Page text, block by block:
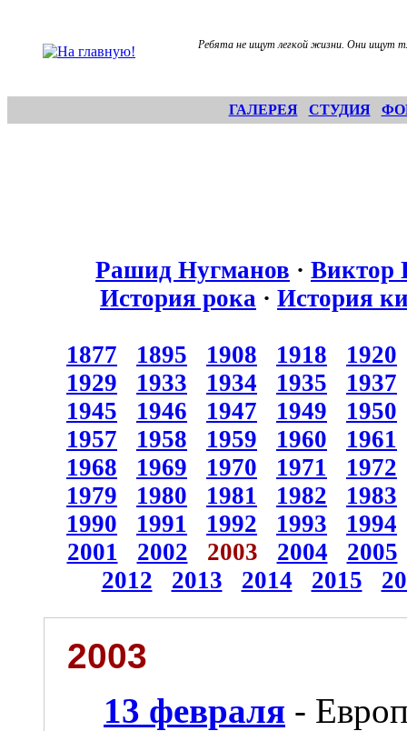
Ребята не ищут легкой жизни. Они ищут
ГАЛЕРЕЯ СТУДИЯ
Рашид Нугманов · Виктор
История рока · История
1877 1895 1908 1918
1920
1929
1933 1934 1935
1937
1945
1946 1947 1949
1950
1957
1958 1959 1960
1961
1968
1969 1970 1971
1972
1979
1980 1981 1982
1983
1990
1991 1992 1993
1994
2001
2002 2003 2004
2005
2012
2013 2014 2015
2003
13 февраля -